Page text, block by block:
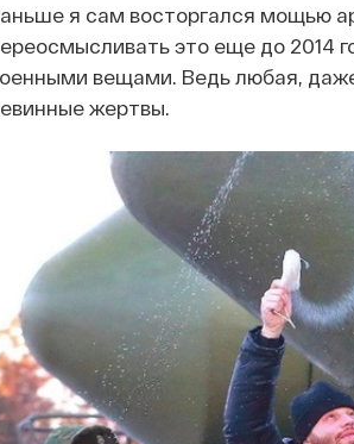
я сам восторгался мощью
это еще до 2014
вещами. Ведь любая,
жертвы.